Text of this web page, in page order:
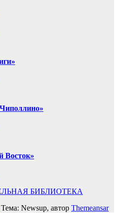
Восток»
БИБЛИОТЕКА
Тема: Newsup, автор Themeansar